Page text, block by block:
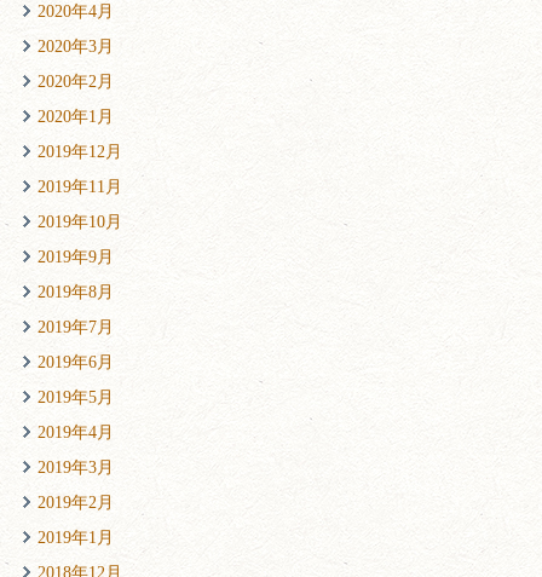
2020年4月
2020年3月
2020年2月
2020年1月
2019年12月
2019年11月
2019年10月
2019年9月
2019年8月
2019年7月
2019年6月
2019年5月
2019年4月
2019年3月
2019年2月
2019年1月
2018年12月